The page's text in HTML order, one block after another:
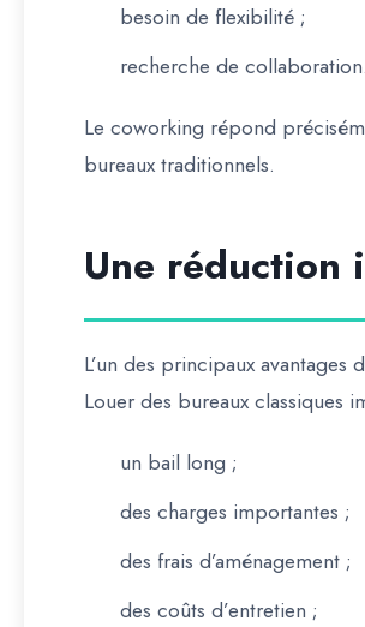
besoin de flexibilité ;
recherche de collaboration.
Le coworking répond
bureaux traditionnels.
Une réduction
L’un des principaux avantages
Louer des bureaux classiques
un bail long ;
des charges importantes ;
des frais d’aménagement ;
des coûts d’entretien ;